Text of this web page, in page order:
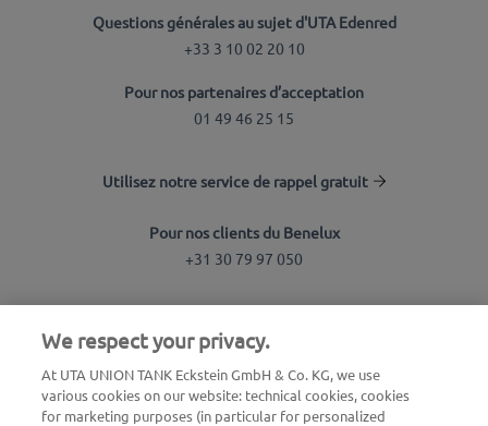
Questions générales au sujet d'UTA Edenred
+33 3 10 02 20 10
Pour nos partenaires d’acceptation
01 49 46 25 15
Utilisez notre service de rappel gratuit
Pour nos clients du Benelux
+31 30 79 97 050
Recherche de station
Connexion à l'espace client
À propos d'UTA Edenred
We respect your privacy.
At UTA UNION TANK Eckstein GmbH & Co. KG, we use
various cookies on our website: technical cookies, cookies
for marketing purposes (in particular for personalized